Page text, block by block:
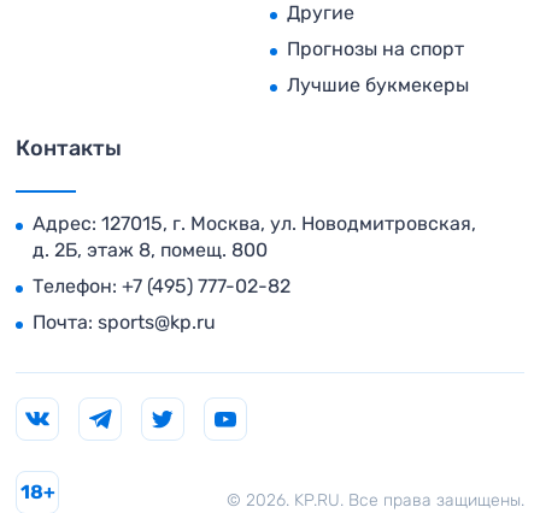
Другие
Прогнозы на спорт
Лучшие букмекеры
Контакты
Адрес: 127015, г. Москва, ул. Новодмитровская,
д. 2Б, этаж 8, помещ. 800
Телефон: +7 (495) 777-02-82
Почта: sports@kp.ru
© 2026. KP.RU. Все права защищены.
18+